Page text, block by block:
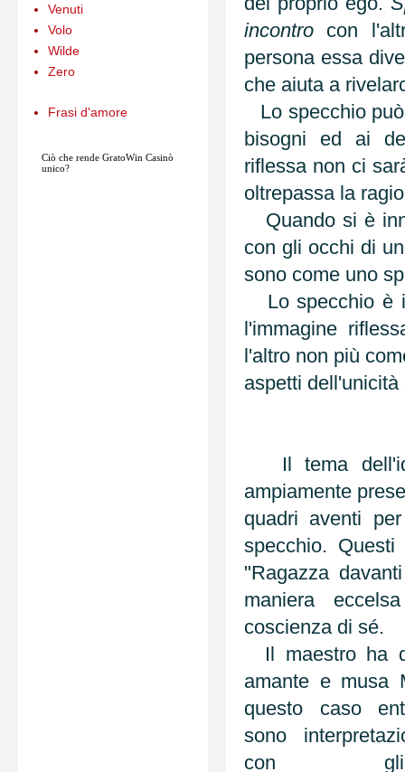
incontro con
persona essa
che aiuta a
Lo specchio
bisogni ed ai
riflessa non ci
oltrepassa la
Quando si è
con gli occhi di
sono come uno
Lo specchio è
l'immagine
l'altro non più
aspetti
Il tema
ampiamente
quadri aventi
specchio.
"Ragazza
maniera
coscienza di sé.
Il maestro ha
amante e musa
questo caso
sono
con
Venuti
Volo
Wilde
Zero
Frasi d'amore
Ciò che rende GratoWin Casinò
unico?